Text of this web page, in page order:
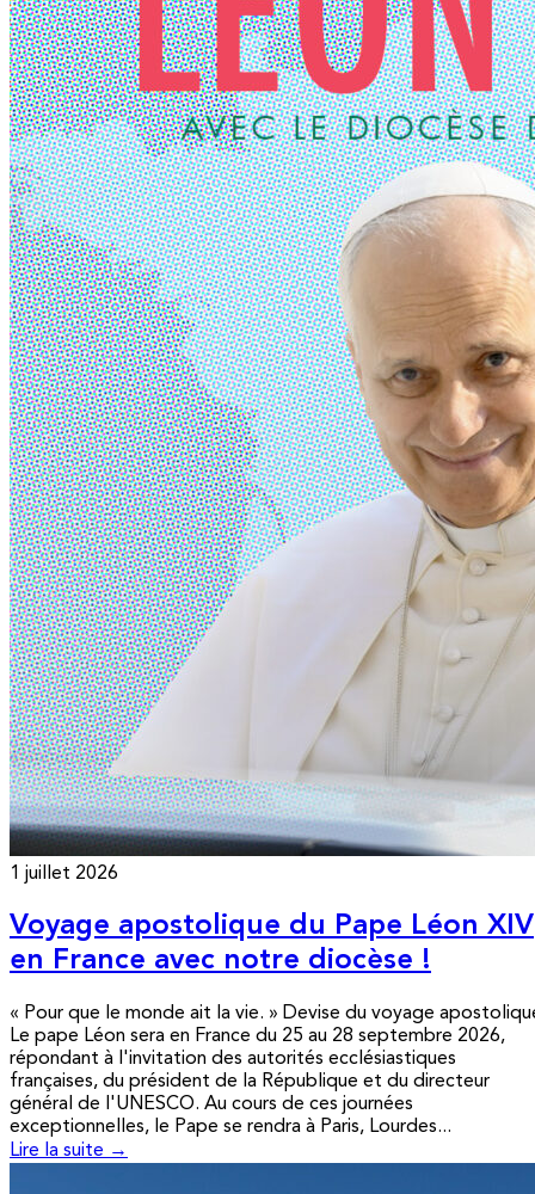
1 juillet 2026
Voyage apostolique du Pape Léon XIV
en France avec notre diocèse !
« Pour que le monde ait la vie. » Devise du voyage
Le pape Léon sera en France du 25 au 28 septembre 2026,
répondant à l'invitation des autorités ecclésiastiques
françaises, du président de la République et du directeur
général de l'UNESCO. Au cours de ces journées
exceptionnelles, le Pape se rendra à Paris, Lourdes...
Lire la suite →